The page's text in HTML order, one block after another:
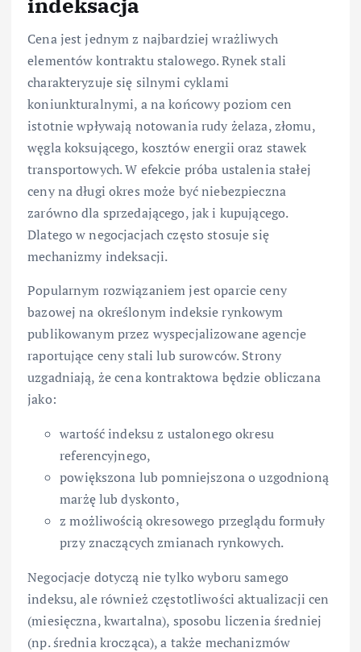
Cena jest jednym z najbardziej wrażliwych
elementów kontraktu stalowego. Rynek stali
charakteryzuje się silnymi cyklami
koniunkturalnymi, a na końcowy poziom cen
istotnie wpływają notowania rudy żelaza, złomu,
węgla koksującego, kosztów energii oraz stawek
transportowych. W efekcie próba ustalenia stałej
ceny na długi okres może być niebezpieczna
zarówno dla sprzedającego, jak i kupującego.
Dlatego w negocjacjach często stosuje się
mechanizmy indeksacji.
Popularnym rozwiązaniem jest oparcie ceny
bazowej na określonym indeksie rynkowym
publikowanym przez wyspecjalizowane agencje
raportujące ceny stali lub surowców. Strony
uzgadniają, że cena kontraktowa będzie obliczana
jako:
wartość indeksu z ustalonego okresu
referencyjnego,
powiększona lub pomniejszona o uzgodnioną
marżę lub dyskonto,
z możliwością okresowego przeglądu formuły
przy znaczących zmianach rynkowych.
Negocjacje dotyczą nie tylko wyboru samego
indeksu, ale również częstotliwości aktualizacji cen
(miesięczna, kwartalna), sposobu liczenia średniej
(np. średnia krocząca), a także mechanizmów